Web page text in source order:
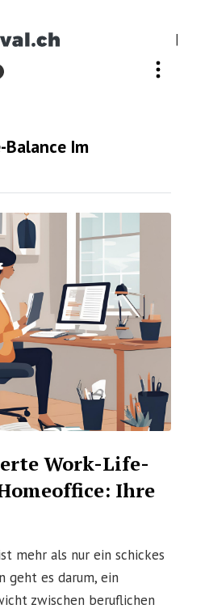
|
Balance Im
Work-Life-
Ihre
mehr als nur ein schickes
geht es darum, ein
zwischen beruflichen